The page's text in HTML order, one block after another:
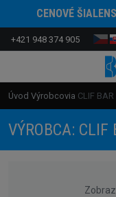
CENOVÉ
+421 948 374 905
Úvod Výrobcovia CLIF BAR
VÝROBCA: CLIF